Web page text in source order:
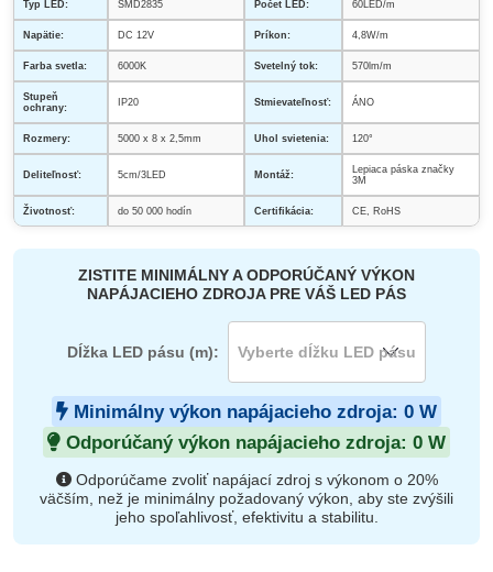
Typ LED: SMD2835 Počet LED: 60LED/m
Napätie: DC 12V Príkon: 4,8W/m
Farba svetla: 6000K Svetelný tok: 570lm/m
Stupeň
ochrany:
IP20 Stmievateľnosť: ÁNO
Rozmery: 5000 x 8 x 2,5mm Uhol svietenia: 120°
Deliteľnosť: 5cm/3LED Montáž:
Lepiaca páska značky
3M
Životnosť: do 50 000 hodín Certifikácia: CE, RoHS
ZISTITE MINIMÁLNY A ODPORÚČANÝ VÝKON
NAPÁJACIEHO ZDROJA PRE VÁŠ LED PÁS
Dĺžka LED pásu (m):
Minimálny výkon napájacieho zdroja: 0 W
Odporúčaný výkon napájacieho zdroja: 0 W
Odporúčame zvoliť napájací zdroj s výkonom o 20%
väčším, než je minimálny požadovaný výkon, aby ste zvýšili
jeho spoľahlivosť, efektivitu a stabilitu.